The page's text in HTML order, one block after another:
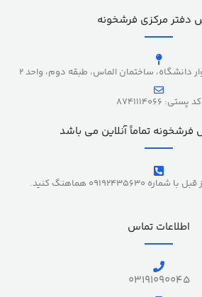
دفتر مرکزی فرشخونه
دانشگاه، ساختمان الماس، طبقه دوم، واحد 2
کد پستی: 8741114066
تماماً آنلاین می باشد
هماهنگ کنید.
اطلاعات تماس
03191090045